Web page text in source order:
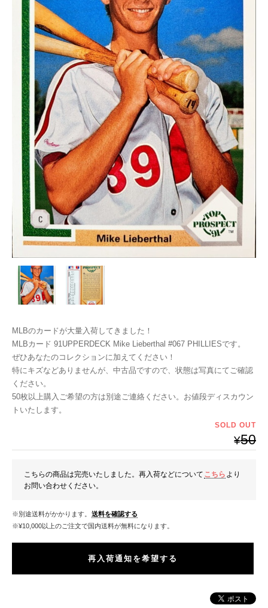
MLBのカードが大量入荷してきました！
MLBカード 91UPPERDECK Mike Lieberthal #067 PHILLIESです。
ぜひあなたのコレクションに加えてください！
特にキズなどありませんが、中古品ですので、状態は写真にてご確認
ください。
50枚以上購入ご希望の方は別途ご連絡ください。お値段ディスカウン
トいたします。
SOLD OUT
¥50
こちらの商品は完売いたしました。再入荷などについて こちら より
お問い合わせください。
※別途送料がかかります。 送料を確認する
※¥10,000以上のご注文で国内送料が無料になります。
再入荷通知を希望する